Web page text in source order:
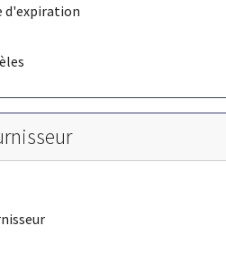
d'expiration